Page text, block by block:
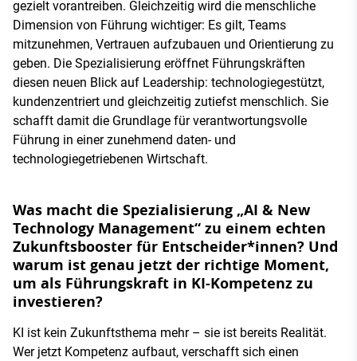
gezielt vorantreiben. Gleichzeitig wird die menschliche
Dimension von Führung wichtiger: Es gilt, Teams
mitzunehmen, Vertrauen aufzubauen und Orientierung zu
geben. Die Spezialisierung eröffnet Führungskräften
diesen neuen Blick auf Leadership: technologiegestützt,
kundenzentriert und gleichzeitig zutiefst menschlich. Sie
schafft damit die Grundlage für verantwortungsvolle
Führung in einer zunehmend daten- und
technologiegetriebenen Wirtschaft.
Was macht die Spezialisierung „AI & New
Technology Management“ zu einem echten
Zukunftsbooster für Entscheider*innen? Und
warum ist genau jetzt der richtige Moment,
um als Führungskraft in KI-Kompetenz zu
investieren?
KI ist kein Zukunftsthema mehr – sie ist bereits Realität.
Wer jetzt Kompetenz aufbaut, verschafft sich einen